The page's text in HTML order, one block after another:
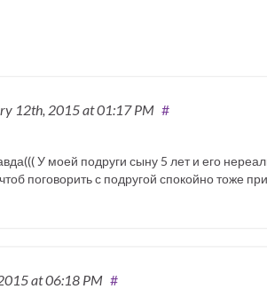
12th, 2015at 01:17 PM #
У моей подруги сыну 5 лет и его
поговорить с подругой спокойно тоже
at 06:18 PM #